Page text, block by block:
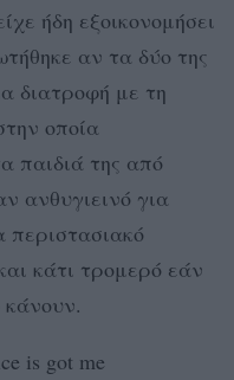
ήδη εξοικονομήσει
αν τα δύο της
διατροφή με τη
οποία
παιδιά της από
ανθυγιεινό για
κάτι τρομερό εάν
κάνουν.
is got me